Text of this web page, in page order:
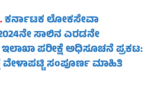
ಕರ್ನಾಟಕ ಲೋಕಸೇವಾ
ಸಾಲಿನ ಎರಡನೇ
ಪರೀಕ್ಷೆ ಅಧಿಸೂಚನೆ ಪ್ರಕಟ:
ವೇಳಾಪಟ್ಟಿ ಸಂಪೂರ್ಣ ಮಾಹಿತಿ